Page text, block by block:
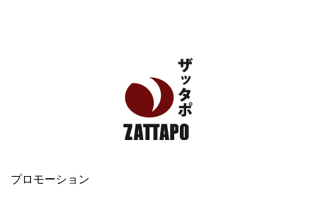
プロモーション